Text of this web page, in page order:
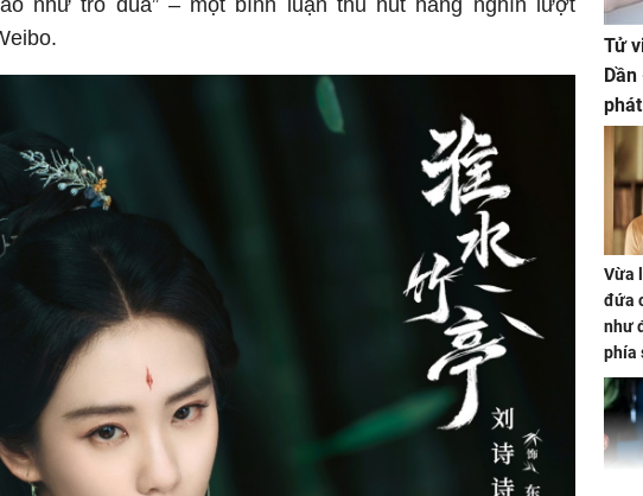
Tử
ảm
Vừa
đứa
như
phía